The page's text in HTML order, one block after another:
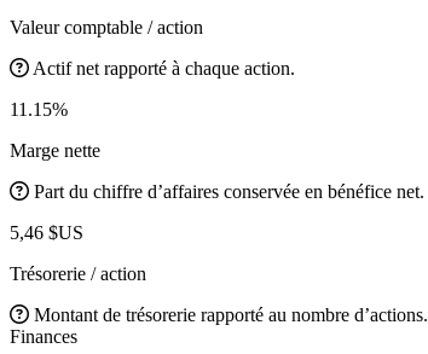
Valeur comptable / action
Actif net rapporté à chaque action.
11.15%
Marge nette
Part du chiffre d’affaires conservée en bénéfice net.
5,46 $US
Trésorerie / action
Montant de trésorerie rapporté au nombre d’actions.
Finances